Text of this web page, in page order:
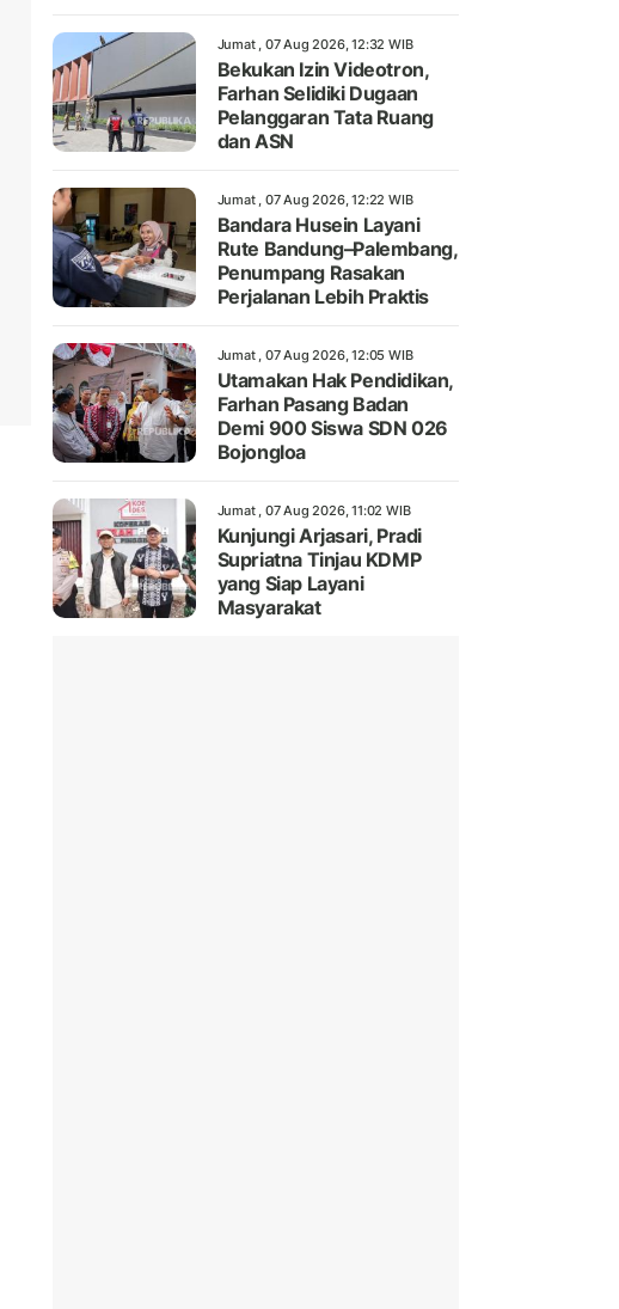
Jumat , 07 Aug 2026, 12:32 WIB
Bekukan Izin Videotron,
Farhan Selidiki Dugaan
Pelanggaran Tata Ruang
dan ASN
Jumat , 07 Aug 2026, 12:22 WIB
Bandara Husein Layani
Rute Bandung–Palembang,
Penumpang Rasakan
Perjalanan Lebih Praktis
Jumat , 07 Aug 2026, 12:05 WIB
Utamakan Hak Pendidikan,
Farhan Pasang Badan
Demi 900 Siswa SDN 026
Bojongloa
Jumat , 07 Aug 2026, 11:02 WIB
Kunjungi Arjasari, Pradi
Supriatna Tinjau KDMP
yang Siap Layani
Masyarakat